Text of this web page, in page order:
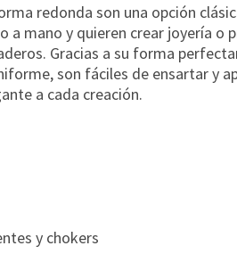
redonda son una opción
a mano y quieren crear joyería o
Gracias a su forma
son fáciles de ensartar y
a cada creación.
y chokers